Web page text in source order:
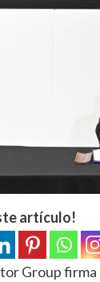
artículo!
Group